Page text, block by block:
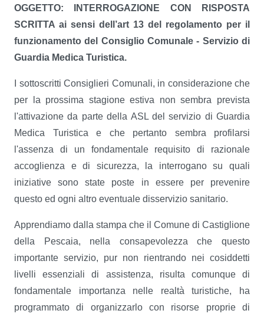
OGGETTO: INTERROGAZIONE CON RISPOSTA
SCRITTA ai sensi dell’art 13 del regolamento per il
funzionamento del Consiglio Comunale - Servizio di
Guardia Medica Turistica.
I sottoscritti Consiglieri Comunali, in considerazione che
per la prossima stagione estiva non sembra prevista
l'attivazione da parte della ASL del servizio di Guardia
Medica Turistica e che pertanto sembra profilarsi
l'assenza di un fondamentale requisito di razionale
accoglienza e di sicurezza, la interrogano su quali
iniziative sono state poste in essere per prevenire
questo ed ogni altro eventuale disservizio sanitario.
Apprendiamo dalla stampa che il Comune di Castiglione
della Pescaia, nella consapevolezza che questo
importante servizio, pur non rientrando nei cosiddetti
livelli essenziali di assistenza, risulta comunque di
fondamentale importanza nelle realtà turistiche, ha
programmato di organizzarlo con risorse proprie di